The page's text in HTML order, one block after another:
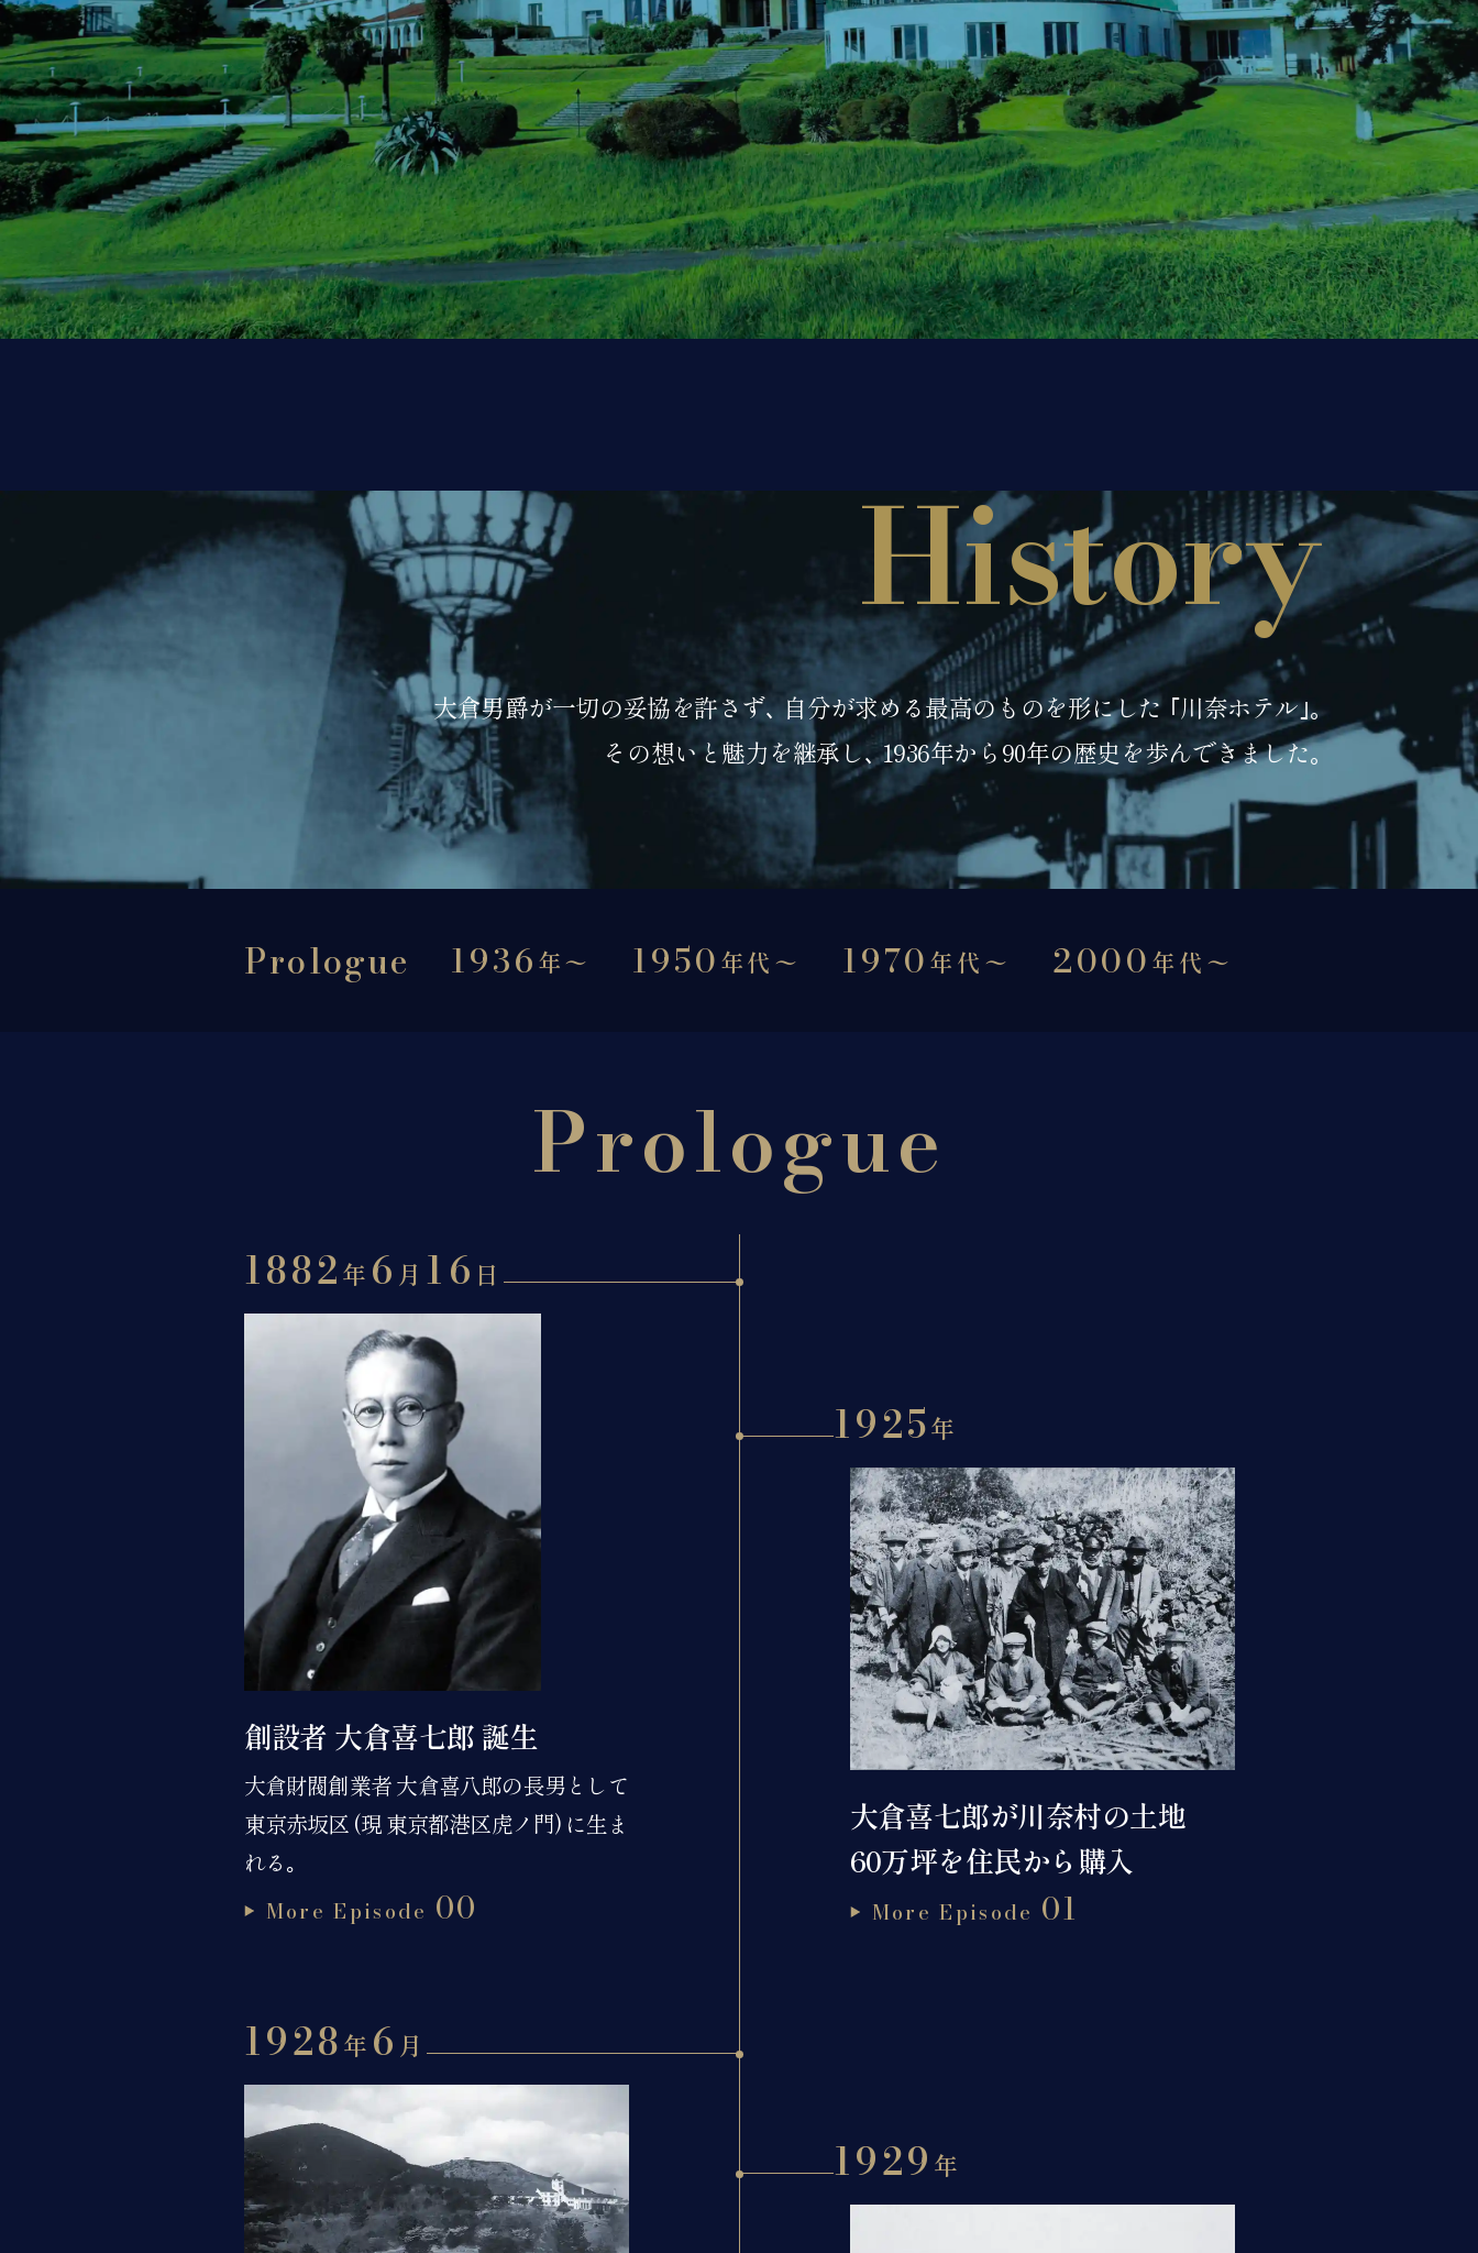
With 90 years of pride and gratitude.
Evolving toward a century of global excellence.
バロンが夢見たこの場所で歴史を紡ぎ､ 90年｡
訪れたすべての皆さまに感謝を込めて
これからも “唯一無二” のひとときをお届けしてまいります｡
History
大倉男爵が一切の妥協を許さず､自分が求める最高のものを形にした ｢川奈ホテル｣｡
その想いと魅力を継承し､1936年から90年の歴史を歩んできました｡
Prologue 1936年〜 1950年代〜 1970年代〜 2000年代〜
Prologue
1882年 6 月 16 日
創設者 大倉喜七郎 誕生
大倉財閥創業者 大倉喜八郎の長男として
東京赤坂区 (現 東京都港区虎ノ門) に生ま
れる｡
More Episode 00
1925年
大倉喜七郎が川奈村の土地
60万坪を住民から購入
More Episode 01
1928年 6 月
1929 年
EPISODE
歴史を紡いだ物語
TIME TRIP GALLERY
継承される開業当時の面影
ANNIVERSARY EVENTS
90周年記念特別企画
Coming soon
Kawana Hotel